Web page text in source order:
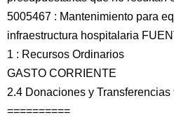
5005467 : Mantenimiento para
infraestructura hospitalaria
1 : Recursos Ordinarios
GASTO CORRIENTE
2.4 Donaciones y Transferencias
==========